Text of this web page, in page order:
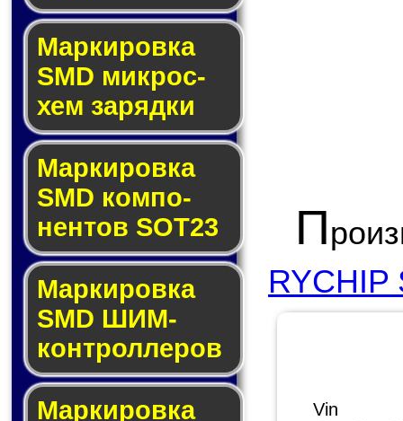
Маркировка
SMD мик­рос­
хем за­ряд­ки
Маркировка
SMD ком­по­
нен­тов SOT23
Маркировка
SMD ШИМ-
кон­трол­ле­ров
Маркировка
П
RYCHIP
Vin